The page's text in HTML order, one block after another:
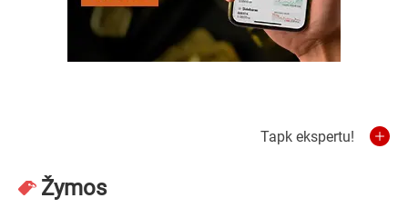
Tapk ekspertu!
Žymos